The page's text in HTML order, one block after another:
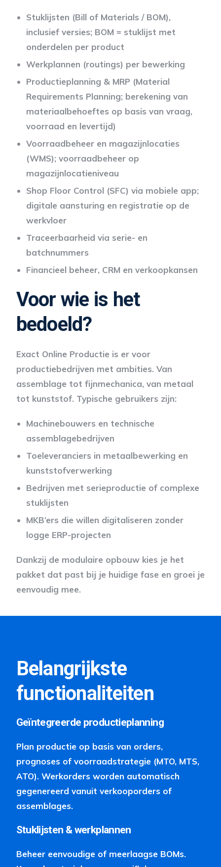
Stuklijsten (Bill of Materials / BOM),
inclusief versies; BOM = stuklijst met
onderdelen per product
Werkplannen (routings) per bewerking
Productieplanning & MRP (Material
Requirements Planning; berekening van
materiaalbehoeftes op basis van vraag,
voorraad en levertijd)
Voorraadbeheer en magazijnlocaties
(WMS); voorraadbeheer op
magazijnlocatieniveau
Shop Floor Control (SFC) via mobiele app;
digitale aansturing en registratie op de
werkvloer
Traceerbaarheid via serie- en
batchnummers
Financieel beheer, CRM en verkoopkansen
Voor wie is het
bedoeld?
Exact Online Productie is er voor
productiebedrijven met ambities. Van
assemblage tot fijnmechanica, van metaal
tot kunststof. Typische gebruikers zijn:
Machinebouwers en technische
assemblagebedrijven
Toeleveranciers in metaalbewerking en
kunststofverwerking
Bedrijven met serieproductie of complexe
stuklijsten
MKB’ers die willen digitaliseren zonder
logge ERP-projecten
Dankzij de modulaire opbouw kies je het
pakket dat past bij je huidige fase en groei je
eenvoudig mee.
Belangrijkste
functionaliteiten
Geïntegreerde productieplanning
Plan productie op basis van orders,
prognoses of voorraadstrategie (MTO, MTS,
ATO). Werkorders worden automatisch
gegenereerd vanuit verkooporders of
assemblages.
Stuklijsten & werkplannen
Beheer eenvoudige of meerlaagse BOMs.